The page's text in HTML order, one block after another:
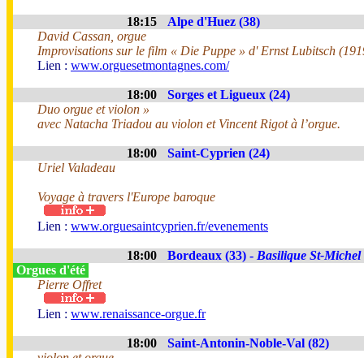
18:15
Alpe d'Huez (38)
David Cassan, orgue
Improvisations sur le film « Die Puppe » d' Ernst Lubitsch
Lien : www.orguesetmontagnes.com/
18:00
Sorges et Ligueux (24)
Duo orgue et violon »
avec Natacha Triadou au violon et Vincent Rigot à l’orgue.
18:00
Saint-Cyprien (24)
Uriel Valadeau
Voyage à travers l'Europe baroque
Lien : www.orguesaintcyprien.fr/evenements
18:00 Bordeaux (33) - Basilique St-Michel
Orgues d'été
Pierre Offret
Lien : www.renaissance-orgue.fr
18:00
Saint-Antonin-Noble-Val (82)